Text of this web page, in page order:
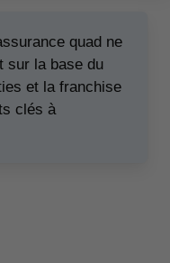
quad ne
sur la base du
et la franchise
clés à